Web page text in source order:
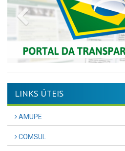
Previous
LINKS ÚTEIS
AMUPE
COMSUL